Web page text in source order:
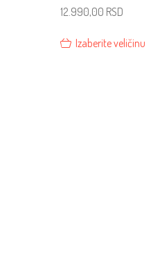
12.990,00 RSD
Izaberite veličinu